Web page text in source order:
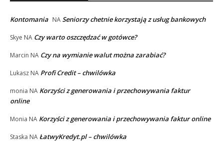
Kontomania NASeniorzy chetnie korzystają z usług bankowych
Skye NA Czy warto oszczędzać w gotówce?
Marcin NA Czy na wymianie walut można zarabiać?
Lukasz NA Profi Credit – chwilówka
monia NA Korzyści z generowania i przechowywania faktur
online
Monia NA Korzyści z generowania i przechowywania faktur online
Staska NA ŁatwyKredyt.pl – chwilówka